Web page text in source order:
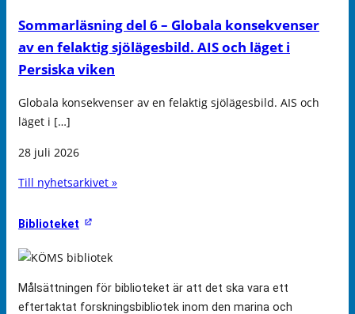
Sommarläsning del 6 – Globala konsekvenser
av en felaktig sjölägesbild. AIS och läget i
Persiska viken
Globala konsekvenser av en felaktig sjölägesbild. AIS och
läget i […]
28 juli 2026
Till nyhetsarkivet »
Biblioteket
Målsättningen för biblioteket är att det ska vara ett
eftertaktat forskningsbibliotek inom den marina och